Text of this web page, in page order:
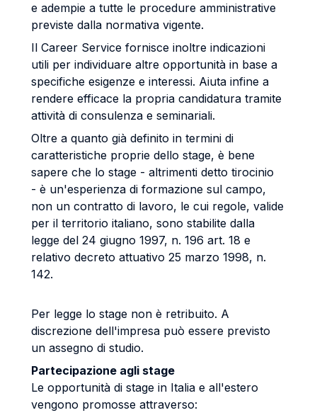
e adempie a tutte le procedure amministrative
previste dalla normativa vigente.
Il Career Service fornisce inoltre indicazioni
utili per individuare altre opportunità in base a
specifiche esigenze e interessi. Aiuta infine a
rendere efficace la propria candidatura tramite
attività di consulenza e seminariali.
Oltre a quanto già definito in termini di
caratteristiche proprie dello stage, è bene
sapere che lo stage - altrimenti detto tirocinio
- è un'esperienza di formazione sul campo,
non un contratto di lavoro, le cui regole, valide
per il territorio italiano, sono stabilite dalla
legge del 24 giugno 1997, n. 196 art. 18 e
relativo decreto attuativo 25 marzo 1998, n.
142.
Per legge lo stage non è retribuito. A
discrezione dell'impresa può essere previsto
un assegno di studio.
Partecipazione agli stage
Le opportunità di stage in Italia e all'estero
vengono promosse attraverso: